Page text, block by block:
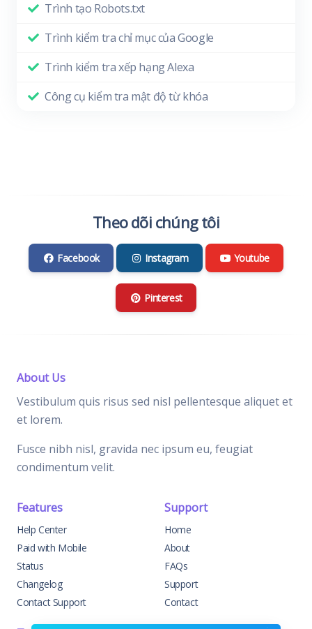
Trình tạo Robots.txt
Trình kiểm tra chỉ mục của Google
Trình kiểm tra xếp hạng Alexa
Công cụ kiểm tra mật độ từ khóa
Theo dõi chúng tôi
Facebook Instagram Youtube
Pinterest
About Us
Vestibulum quis risus sed nisl pellentesque aliquet et
et lorem.
Fusce nibh nisl, gravida nec ipsum eu, feugiat
condimentum velit.
Features
Help Center
Paid with Mobile
Status
Changelog
Contact Support
Support
Home
About
FAQs
Support
Contact